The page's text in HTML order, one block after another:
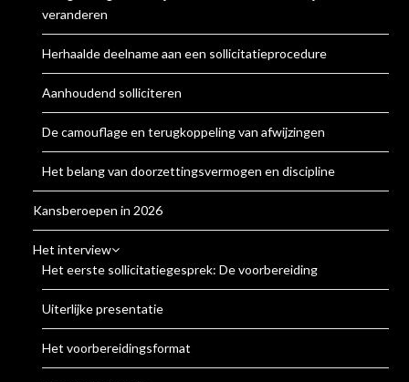
veranderen
Herhaalde deelname aan een sollicitatieprocedure
Aanhoudend solliciteren
De camouflage en terugkoppeling van afwijzingen
Het belang van doorzettingsvermogen en discipline
Kansberoepen in 2026
Het interview
Het eerste sollicitatiegesprek: De voorbereiding
Uiterlijke presentatie
Het voorbereidingsformat